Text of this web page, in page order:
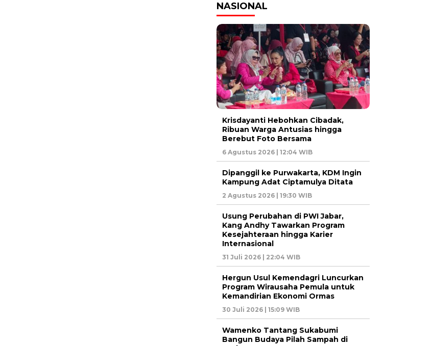
NASIONAL
Krisdayanti Hebohkan Cibadak,
Ribuan Warga Antusias hingga
Berebut Foto Bersama
6 Agustus 2026 | 12:04 WIB
Dipanggil ke Purwakarta, KDM Ingin
Kampung Adat Ciptamulya Ditata
2 Agustus 2026 | 19:30 WIB
Usung Perubahan di PWI Jabar,
Kang Andhy Tawarkan Program
Kesejahteraan hingga Karier
Internasional
31 Juli 2026 | 22:04 WIB
Hergun Usul Kemendagri Luncurkan
Program Wirausaha Pemula untuk
Kemandirian Ekonomi Ormas
30 Juli 2026 | 15:09 WIB
Wamenko Tantang Sukabumi
Bangun Budaya Pilah Sampah di